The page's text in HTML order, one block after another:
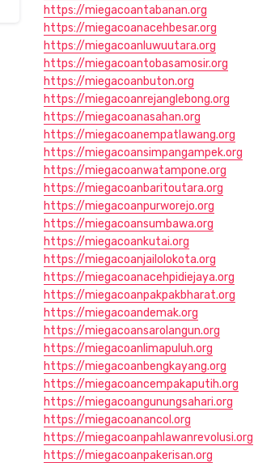
https://miegacoantabanan.org
https://miegacoanacehbesar.org
https://miegacoanluwuutara.org
https://miegacoantobasamosir.org
https://miegacoanbuton.org
https://miegacoanrejanglebong.org
https://miegacoanasahan.org
https://miegacoanempatlawang.org
https://miegacoansimpangampek.org
https://miegacoanwatampone.org
https://miegacoanbaritoutara.org
https://miegacoanpurworejo.org
https://miegacoansumbawa.org
https://miegacoankutai.org
https://miegacoanjailolokota.org
https://miegacoanacehpidiejaya.org
https://miegacoanpakpakbharat.org
https://miegacoandemak.org
https://miegacoansarolangun.org
https://miegacoanlimapuluh.org
https://miegacoanbengkayang.org
https://miegacoancempakaputih.org
https://miegacoangunungsahari.org
https://miegacoanancol.org
https://miegacoanpahlawanrevolusi.org
https://miegacoanpakerisan.org